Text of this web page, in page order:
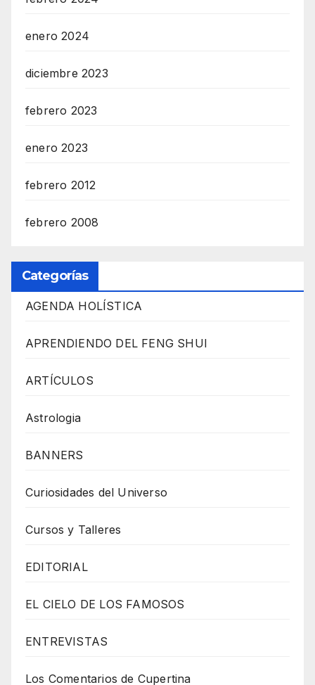
enero 2024
diciembre 2023
febrero 2023
enero 2023
febrero 2012
febrero 2008
Categorías
AGENDA HOLÍSTICA
APRENDIENDO DEL FENG SHUI
ARTÍCULOS
Astrologia
BANNERS
Curiosidades del Universo
Cursos y Talleres
EDITORIAL
EL CIELO DE LOS FAMOSOS
ENTREVISTAS
Los Comentarios de Cupertina